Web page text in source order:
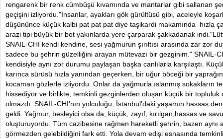
rengarenk bir renk cümbüşü kıvamında ve mantarlar gibi sallanan
geçişini izliyordu."İnsanlar, ayakları gök gürültüsü gibi, aceleyle
düşününce küçük kalbi pat pat pat diye taşikardi makamında hızla
arazi tipi büyük bir bot yakınlarda yere çarparak şakkadanak
SNAIL-CHI kendi kendine, sesi yağmurun şırıltısı arasında zar zor
sadece bu şehrin güzelliğini arayan mütevazı bir gezginim." SNAIL-
kendisiyle aynı zor durumu paylaşan başka canlılarla karşılaştı.
karınca sürüsü hızla yanından geçerken, bir uğur böceği bir
kocaman gözlerle izliyordu. Onlar da yağmurla ıslanmış sokakların
hissediyor ve birlikte, temkinli gezginlerden oluşan küçük bir topluluk
olmazdı. SNAIL-CHI'nın yolculuğu, İstanbul'daki yaşamın hassas
geldi. Yağmur, besleyici olsa da, küçük, zayıf, kırılgan,hassas ve
oluşturuyordu. Tüm cazibesine rağmen hareketli şehrin, bazen aynı
görmezden gelebildiğini fark etti. Yola devam edişi esnasında